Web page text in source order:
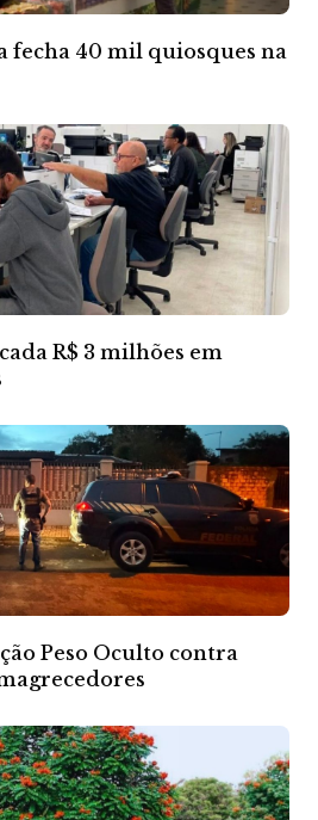
fecha 40 mil quiosques na
R$ 3 milhões em
Peso Oculto contra